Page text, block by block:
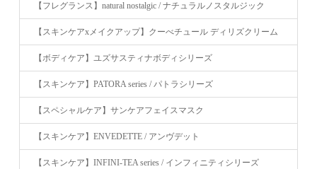
【フレグランス】natural nostalgic / ナチュラルノスタルジック
【スキンケアxメイクアップ】クーべチュール ディリズクリーム
【ボディケア】ユズサスティナボディシリーズ
【スキンケア】PATORA series / パトラシリーズ
【スペシャルケア】サンケアフェイスマスク
【スキンケア】ENVEDETTE / アンヴデット
【スキンケア】INFINI-TEA series / インフィニティシリーズ